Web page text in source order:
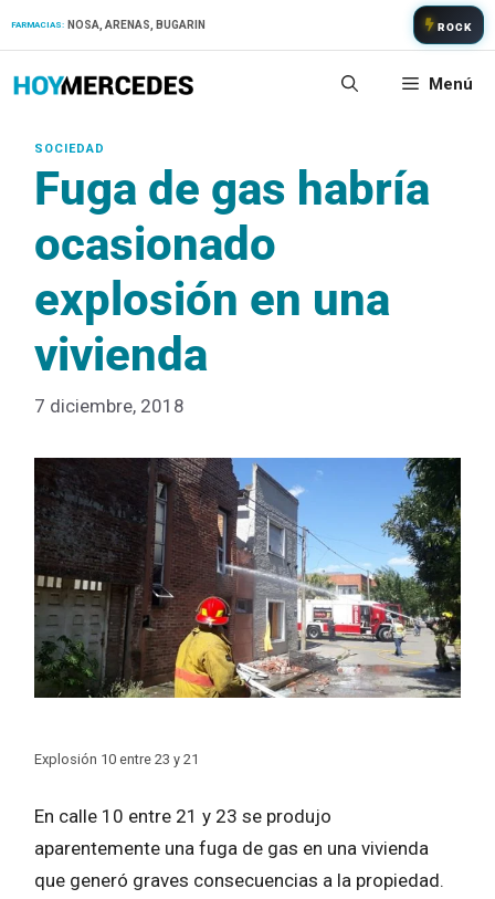
FARMACIAS: NOSA, ARENAS, BUGARIN ROCK
Menú
Fuga de gas habría
ocasionado
explosión en una
vivienda
7 diciembre, 2018
Explosión 10 entre 23 y 21
En calle 10 entre 21 y 23 se produjo
aparentemente una fuga de gas en una vivienda
que generó graves consecuencias a la propiedad.